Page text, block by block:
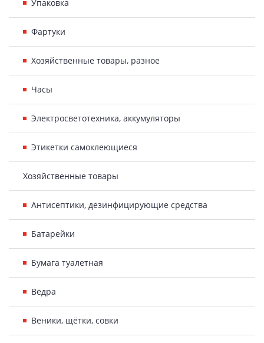
Упаковка
Фартуки
Хозяйственные товары, разное
Часы
Электросветотехника, аккумуляторы
Этикетки самоклеющиеся
Хозяйственные товары
Антисептики, дезинфицирующие средства
Батарейки
Бумага туалетная
Вёдра
Веники, щётки, совки